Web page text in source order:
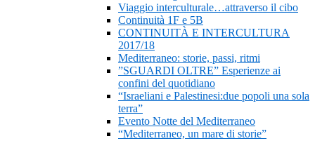
Viaggio interculturale…attraverso il cibo
Continuità 1F e 5B
CONTINUITÀ E INTERCULTURA
2017/18
Mediterraneo: storie, passi, ritmi
”SGUARDI OLTRE” Esperienze ai
confini del quotidiano
“Israeliani e Palestinesi:due popoli una sola
terra”
Evento Notte del Mediterraneo
“Mediterraneo, un mare di storie”